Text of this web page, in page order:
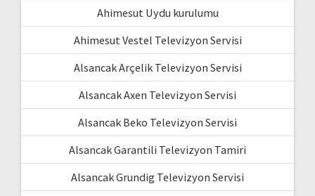
Ahimesut Uydu kurulumu
Ahimesut Vestel Televizyon Servisi
Alsancak Arçelik Televizyon Servisi
Alsancak Axen Televizyon Servisi
Alsancak Beko Televizyon Servisi
Alsancak Garantili Televizyon Tamiri
Alsancak Grundig Televizyon Servisi